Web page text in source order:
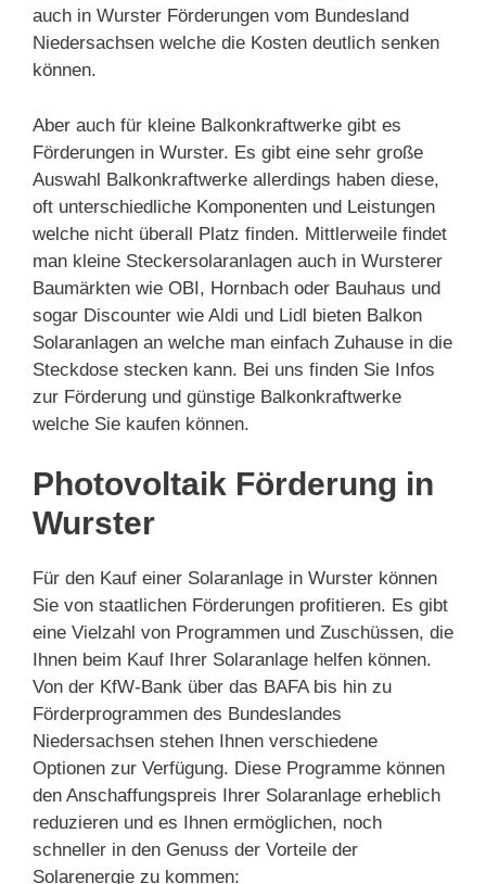
auch in Wurster Förderungen vom Bundesland
Niedersachsen welche die Kosten deutlich senken
können.
Aber auch für kleine Balkonkraftwerke gibt es
Förderungen in Wurster. Es gibt eine sehr große
Auswahl Balkonkraftwerke allerdings haben diese,
oft unterschiedliche Komponenten und Leistungen
welche nicht überall Platz finden. Mittlerweile findet
man kleine Steckersolaranlagen auch in Wursterer
Baumärkten wie OBI, Hornbach oder Bauhaus und
sogar Discounter wie Aldi und Lidl bieten Balkon
Solaranlagen an welche man einfach Zuhause in die
Steckdose stecken kann. Bei uns finden Sie Infos
zur Förderung und günstige Balkonkraftwerke
welche Sie kaufen können.
Photovoltaik Förderung in
Wurster
Für den Kauf einer Solaranlage in Wurster können
Sie von staatlichen Förderungen profitieren. Es gibt
eine Vielzahl von Programmen und Zuschüssen, die
Ihnen beim Kauf Ihrer Solaranlage helfen können.
Von der KfW-Bank über das BAFA bis hin zu
Förderprogrammen des Bundeslandes
Niedersachsen stehen Ihnen verschiedene
Optionen zur Verfügung. Diese Programme können
den Anschaffungspreis Ihrer Solaranlage erheblich
reduzieren und es Ihnen ermöglichen, noch
schneller in den Genuss der Vorteile der
Solarenergie zu kommen: